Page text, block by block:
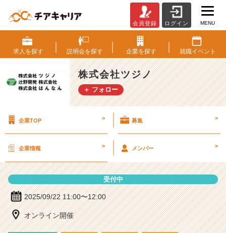
式
会
社
ツ
ジ
ノ
会
|
ベ
ン
チ
会員登録 ログイン MENU
求人を探す 説明会を探す 企業を探す 就職イベント
株式会社ツジノ
＋ フォロー
企業TOP > 募集 >
企業情報 > メンバー >
受付中
2025/09/22 11:00〜12:00
オンライン開催